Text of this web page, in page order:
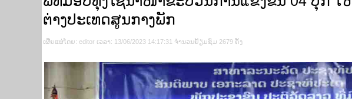
ຕ່າງປະເທດສູນກາງພັກ
ເຜີຍ​ແຜ່​ໂດຍ​: editor ເວ​ລາ: 13/06/2023 14:17:31 ຈຳ​ນວນ​​ຢ້ຽມ​ຊົມ 2679 ຄັ້ງ